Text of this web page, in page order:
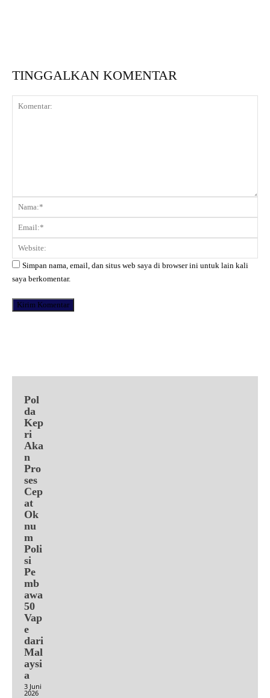
TINGGALKAN KOMENTAR
Komentar:
Simpan nama, email, dan situs web saya di browser ini untuk lain kali
saya berkomentar.
Pol
da
Kep
ri
Aka
n
Pro
ses
Cep
at
Ok
nu
m
Poli
si
Pe
mb
awa
50
Vap
e
dari
Mal
aysi
a
3 Juni
2026